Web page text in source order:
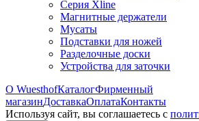
Серия Xline
Магнитные держатели
Мусаты
Подставки для ножей
Разделочные доски
Устройства для заточки
О WuesthofКаталогФирменный
магазинДоставкаОплатаКонтакты
Используя сайт, вы согла­шаетесь с